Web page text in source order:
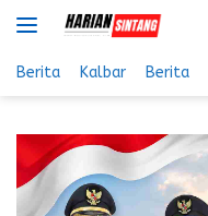
Langsung
ke
konten
Berita Kalbar Berita